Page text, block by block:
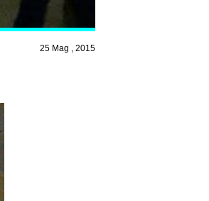
25 Mag , 2015